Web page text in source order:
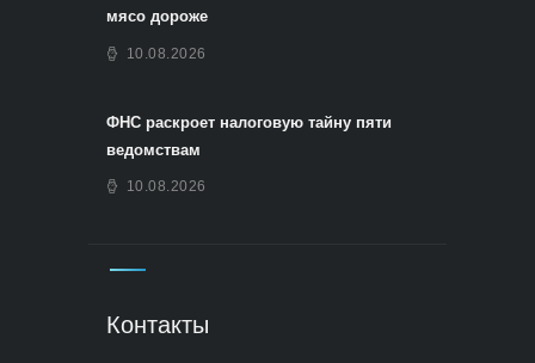
мясо дороже
10.08.2026
ФНС раскроет налоговую тайну пяти
ведомствам
10.08.2026
Контакты